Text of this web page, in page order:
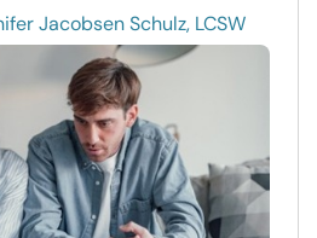
Jacobsen Schulz, LCSW